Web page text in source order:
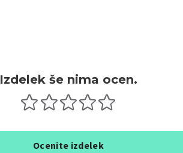
Izdelek še nima ocen.
Ocenite izdelek